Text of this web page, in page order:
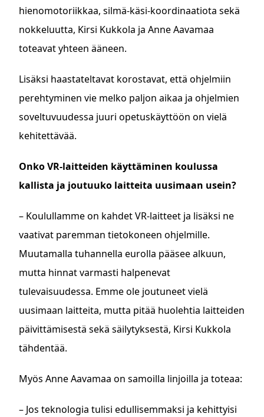
hienomotoriikkaa, silmä-käsi-koordinaatiota sekä
nokkeluutta, Kirsi Kukkola ja Anne Aavamaa
toteavat yhteen ääneen.
Lisäksi haastateltavat korostavat, että ohjelmiin
perehtyminen vie melko paljon aikaa ja ohjelmien
soveltuvuudessa juuri opetuskäyttöön on vielä
kehitettävää.
Onko VR-laitteiden käyttäminen koulussa
kallista ja joutuuko laitteita uusimaan usein?
– Koulullamme on kahdet VR-laitteet ja lisäksi ne
vaativat paremman tietokoneen ohjelmille.
Muutamalla tuhannella eurolla pääsee alkuun,
mutta hinnat varmasti halpenevat
tulevaisuudessa. Emme ole joutuneet vielä
uusimaan laitteita, mutta pitää huolehtia laitteiden
päivittämisestä sekä säilytyksestä, Kirsi Kukkola
tähdentää.
Myös Anne Aavamaa on samoilla linjoilla ja toteaa:
– Jos teknologia tulisi edullisemmaksi ja kehittyisi